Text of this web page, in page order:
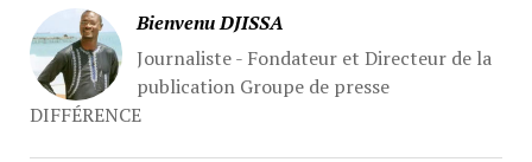
Bienvenu DJISSA
Journaliste - Fondateur et Directeur de la
publication Groupe de presse
DIFFÉRENCE